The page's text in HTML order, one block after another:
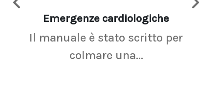
Emergenze cardiologiche
Il manuale è stato scritto per
colmare una...